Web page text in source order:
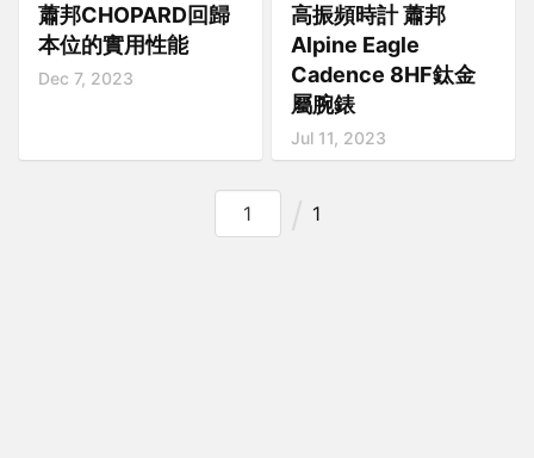
蕭邦CHOPARD回歸
本位的實用性能
Dec 7, 2023
高振頻時計 蕭邦
Alpine Eagle
Cadence 8HF鈦金
屬腕錶
Jul 11, 2023
1